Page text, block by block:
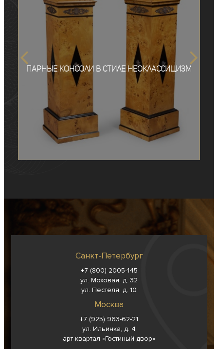
Парные консоли в стиле неоклассицизм
Санкт-Петербург
+7 (800) 2005-145
ул. Моховая, д. 32
ул. Пестеля, д. 10
Москва
+7 (925) 963-62-21
ул. Ильинка, д. 4
арт-квартал «Гостиный двор»